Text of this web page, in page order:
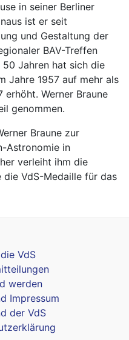
in seiner Berliner
ist er seit
und Gestaltung der
BAV-Treffen
Jahren hat sich die
Jahre 1957 auf mehr als
Werner Braune
genommen.
Braune zur
Astronomie in
verleiht ihm die
die VdS-Medaille für das
VdS
werden
Impressum
der VdS